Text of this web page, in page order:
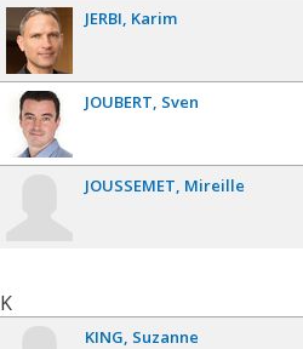
JERBI Karim
JOUBERT Sven
JOUSSEMET Mireille
K
KING Suzanne